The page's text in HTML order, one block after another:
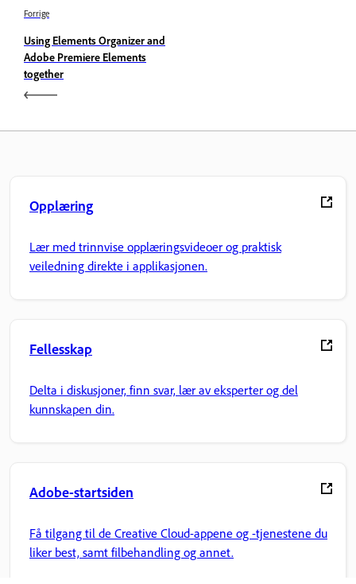
Forrige
Using Elements Organizer and
Adobe Premiere Elements
together
Opplæring
Lær med trinnvise opplæringsvideoer og praktisk
veiledning direkte i applikasjonen.
Fellesskap
Delta i diskusjoner, finn svar, lær av eksperter og del
kunnskapen din.
Adobe-startsiden
Få tilgang til de Creative Cloud-appene og -tjenestene du
liker best, samt filbehandling og annet.